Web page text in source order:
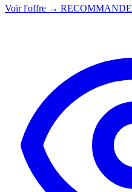
Voir l'offre → RECOMMANDE